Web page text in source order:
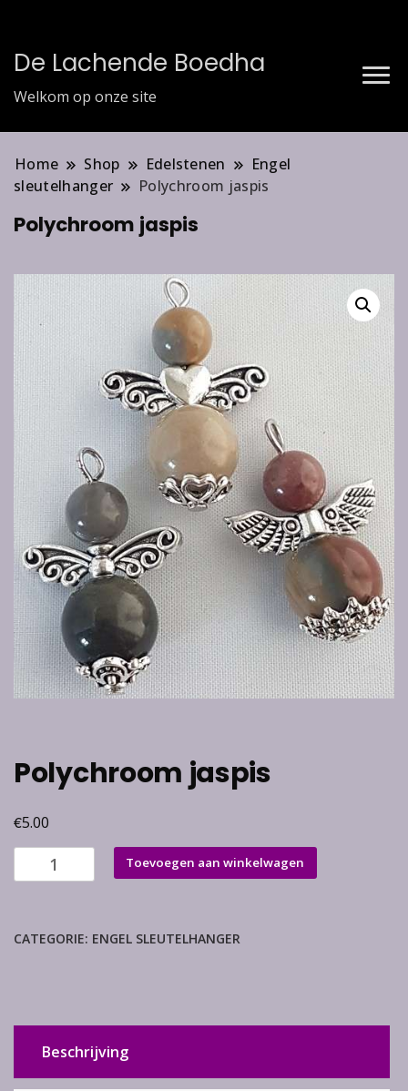
De Lachende Boedha
Welkom op onze site
Home Shop Edelstenen
Engel
sleutelhanger
Polychroom jaspis
Polychroom jaspis
Polychroom jaspis
€5.00
Polychroom
jaspis
Toevoegen aan winkelwagen
CATEGORIE: ENGEL SLEUTELHANGER
Beschrijving